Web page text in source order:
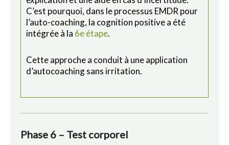
C’est pourquoi, dans le processus EMDR pour
l’auto-coaching, la cognition positive a été
intégrée à la 6e étape.
Cette approche a conduit à une application
d’autocoaching sans irritation.
Phase 6 – Test corporel